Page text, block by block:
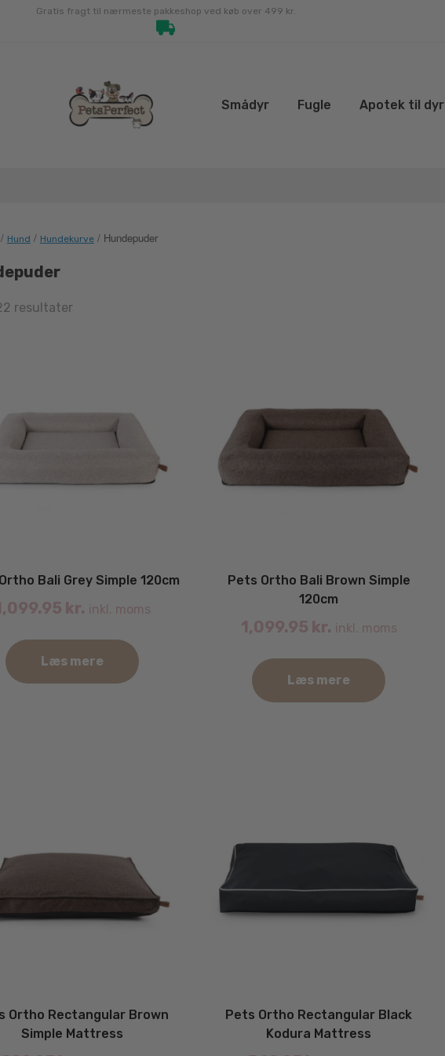
Gratis fragt til nærmeste pakkeshop ved køb over 499 kr.
Smådyr Fugle Apotek til dyr
Hund / Hundekurve/ Hundepuder
resultaterSorted
Bali Grey Simple 120cm
kr. inkl. moms
Læs mere
Pets Ortho Bali Brown Simple
120cm
1,099.95 kr. inkl. moms
Læs mere
Ortho Rectangular Brown
Simple Mattress
Pets Ortho Rectangular Black
Kodura Mattress